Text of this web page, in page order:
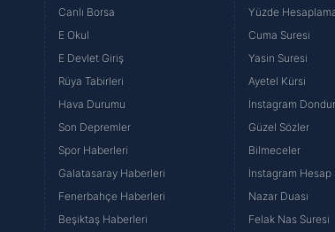
Canlı Borsa
E Okul
E Devlet Giriş
Rüya Tabirleri
Hava Durumu
Son Depremler
Spor Haberleri
Galatasaray Haberleri
Fenerbahçe Haberleri
Beşiktaş Haberleri
Yüzde
Cuma Suresi
Yasin Suresi
Ayetel Kürsi
İnstagram
Güzel Sözler
Bilmeceler
İnstagram Hesap
Nazar Duası
Felak Nas Suresi